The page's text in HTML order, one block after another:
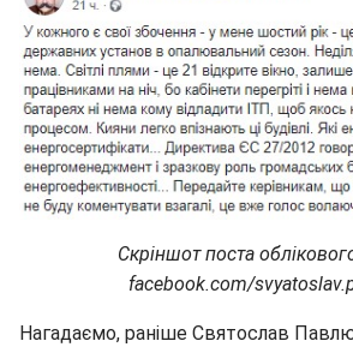
Скріншот поста
facebook.com/
Нагадаємо, раніше Святослав